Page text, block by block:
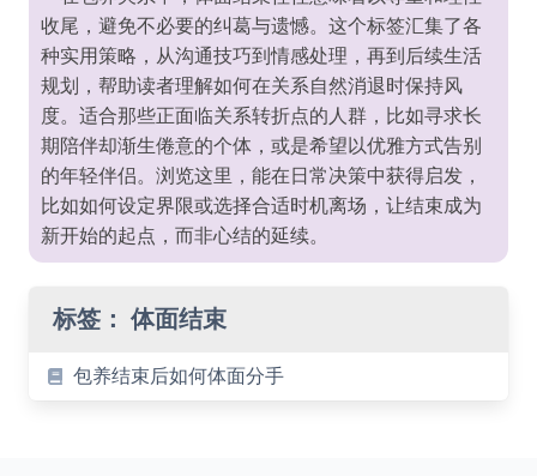
收尾，避免不必要的纠葛与遗憾。这个标签汇集了各
种实用策略，从沟通技巧到情感处理，再到后续生活
规划，帮助读者理解如何在关系自然消退时保持风
度。适合那些正面临关系转折点的人群，比如寻求长
期陪伴却渐生倦意的个体，或是希望以优雅方式告别
的年轻伴侣。浏览这里，能在日常决策中获得启发，
比如如何设定界限或选择合适时机离场，让结束成为
新开始的起点，而非心结的延续。
标签： 体面结束
包养结束后如何体面分手